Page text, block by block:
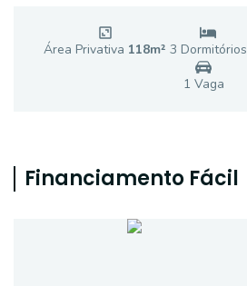
Área Privativa 118m² 3 Dormitórios
1 Vaga
Financiamento Fácil